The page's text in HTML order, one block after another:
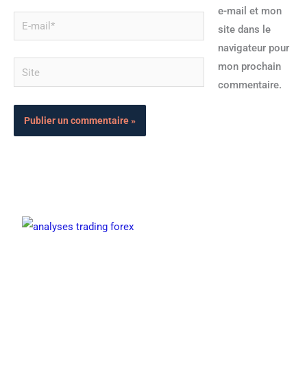
mail*
Site
e-mail et mon
site dans le
navigateur pour
mon prochain
commentaire.